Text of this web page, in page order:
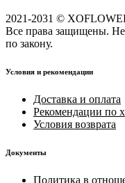
2021-2031 ©
Все права защищены.
по закону.
Условия и рекомендации
Доставка и оплата
Рекомендации по
Условия возврата
Документы
Политика в